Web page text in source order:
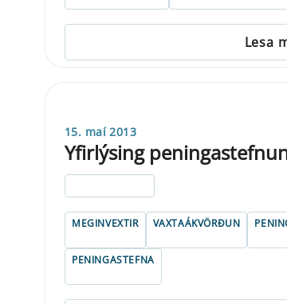
Lesa
15. maí 2013
Yfirlýsing
MEGINVEXTIR VAXTAÁKVÖRÐUN
PENINGASTEFNA